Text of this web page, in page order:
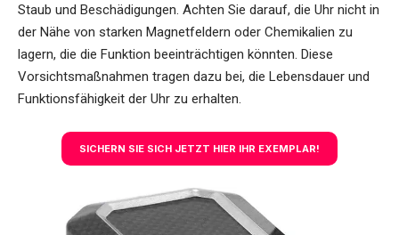
Staub und Beschädigungen. Achten Sie darauf, die Uhr nicht in
der Nähe von starken Magnetfeldern oder Chemikalien zu
lagern, die die Funktion beeinträchtigen könnten. Diese
Vorsichtsmaßnahmen tragen dazu bei, die Lebensdauer und
Funktionsfähigkeit der Uhr zu erhalten.
SICHERN SIE SICH JETZT HIER IHR EXEMPLAR!